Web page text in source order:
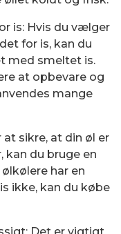
is: Hvis du vælger
for is, kan du
med smeltet is.
at opbevare og
mange
sikre, at din øl er
kan du bruge en
har en
ikke, kan du købe